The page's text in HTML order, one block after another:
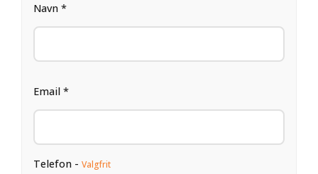
Navn *
Email *
Telefon - Valgfrit